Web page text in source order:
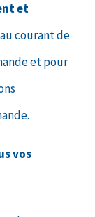
et
courant de
et pour
vos